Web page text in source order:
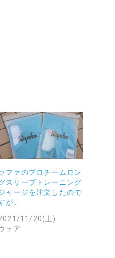
ファのプロチームロン
スリーブトレーニング
ャージを注文したので
が…
11/20(土)
ェア